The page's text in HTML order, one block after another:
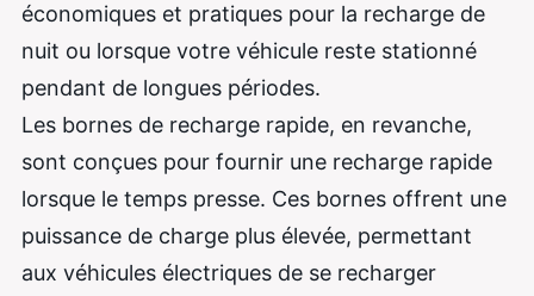
économiques et pratiques pour la recharge de
nuit ou lorsque votre véhicule reste stationné
pendant de longues périodes.
Les bornes de recharge rapide, en revanche,
sont conçues pour fournir une recharge rapide
lorsque le temps presse. Ces bornes offrent une
puissance de charge plus élevée, permettant
aux véhicules électriques de se recharger